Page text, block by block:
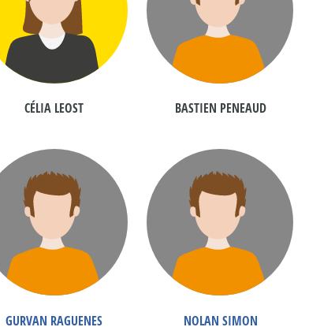
CÉLIA LEOST BASTIEN PENEAUD
GURVAN RAGUENES NOLAN SIMON